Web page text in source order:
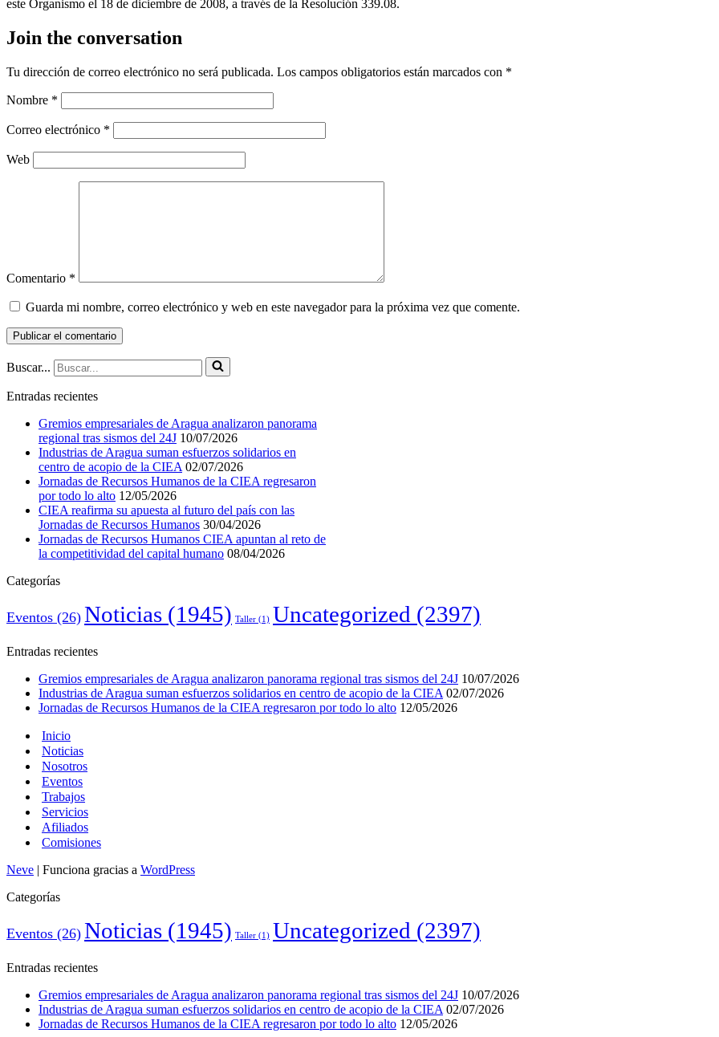
este Organismo el 18 de diciembre de 2008, a través de la Resolución 339.08.
Join the conversation
Tu dirección de correo electrónico no será publicada. Los campos obligatorios están marcados con *
Nombre *
Correo electrónico *
Web
Comentario *
Guarda mi nombre, correo electrónico y web en este navegador para la próxima vez que comente.
Buscar...
Entradas recientes
Gremios empresariales de Aragua analizaron panorama
regional tras sismos del 24J 10/07/2026
Industrias de Aragua suman esfuerzos solidarios en
centro de acopio de la CIEA 02/07/2026
Jornadas de Recursos Humanos de la CIEA regresaron
por todo lo alto 12/05/2026
CIEA reafirma su apuesta al futuro del país con las
Jornadas de Recursos Humanos 30/04/2026
Jornadas de Recursos Humanos CIEA apuntan al reto de
la competitividad del capital humano 08/04/2026
Categorías
Eventos (26) Noticias (1945) Taller (1) Uncategorized (2397)
Entradas recientes
Gremios empresariales de Aragua analizaron panorama regional tras sismos del 24J 10/07/2026
Industrias de Aragua suman esfuerzos solidarios en centro de acopio de la CIEA 02/07/2026
Jornadas de Recursos Humanos de la CIEA regresaron por todo lo alto 12/05/2026
Inicio
Noticias
Nosotros
Eventos
Trabajos
Servicios
Afiliados
Comisiones
Neve | Funciona gracias a WordPress
Categorías
Eventos (26) Noticias (1945) Taller (1) Uncategorized (2397)
Entradas recientes
Gremios empresariales de Aragua analizaron panorama regional tras sismos del 24J 10/07/2026
Industrias de Aragua suman esfuerzos solidarios en centro de acopio de la CIEA 02/07/2026
Jornadas de Recursos Humanos de la CIEA regresaron por todo lo alto 12/05/2026